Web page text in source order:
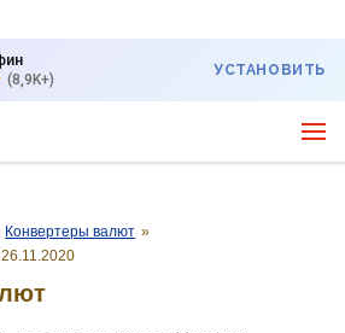
(8,9K+)
УСТАНОВИТЬ
Конвертеры валют »
26.11.2020